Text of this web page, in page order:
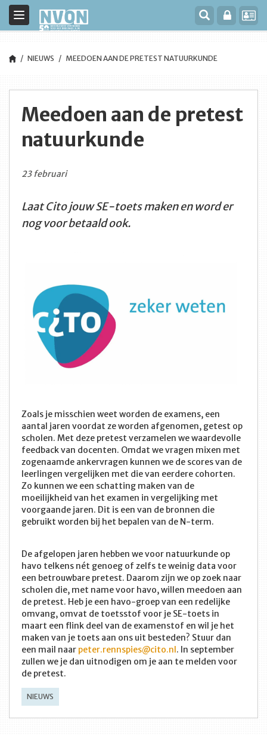
Toggle
navigation
NIEUWS MEEDOEN AAN DE PRETEST NATUURKUNDE
Meedoen aan de pretest
natuurkunde
23 februari
Laat Cito jouw SE-toets maken en word er
nog voor betaald ook.
Zoals je misschien weet worden de examens, een
aantal jaren voordat ze worden afgenomen, getest op
scholen. Met deze pretest verzamelen we waardevolle
feedback van docenten. Omdat we vragen mixen met
zogenaamde ankervragen kunnen we de scores van de
leerlingen vergelijken met die van eerdere cohorten.
Zo kunnen we een schatting maken van de
moeilijkheid van het examen in vergelijking met
voorgaande jaren. Dit is een van de bronnen die
gebruikt worden bij het bepalen van de N-term.
De afgelopen jaren hebben we voor natuurkunde op
havo telkens nét genoeg of zelfs te weinig data voor
een betrouwbare pretest. Daarom zijn we op zoek naar
scholen die, met name voor havo, willen meedoen aan
de pretest. Heb je een havo-groep van een redelijke
omvang, omvat de toetsstof voor je SE-toets in
maart een flink deel van de examenstof en wil je het
maken van je toets aan ons uit besteden? Stuur dan
een mail naar peter.rennspies@cito.nl. In september
zullen we je dan uitnodigen om je aan te melden voor
de pretest.
NIEUWS